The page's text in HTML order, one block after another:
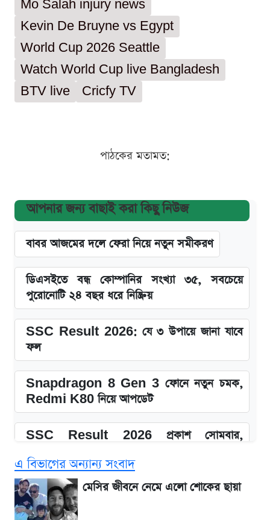
Mo Salah injury news
Kevin De Bruyne vs Egypt
World Cup 2026 Seattle
Watch World Cup live Bangladesh
BTV live
Cricfy TV
পাঠকের মতামত:
আপনার জন্য বাছাই করা কিছু নিউজ
বাবর আজমের দলে ফেরা নিয়ে নতুন সমীকরণ
ডিএসইতে বন্ধ কোম্পানির সংখ্যা ৩৫, সবচেয়ে
পুরোনোটি ২৪ বছর ধরে নিষ্ক্রিয়
SSC Result 2026: যে ৩ উপায়ে জানা যাবে
ফল
Snapdragon 8 Gen 3 ফোনে নতুন চমক,
Redmi K80 নিয়ে আপডেট
SSC Result 2026 প্রকাশ সোমবার,
১৮০ দিনের মূল্যায়ন শেষে মন্ত্রিসভায় পরিবর্তন
এ বিভাগের অন্যান্য সংবাদ
মেসির জীবনে নেমে এলো শোকের ছায়া